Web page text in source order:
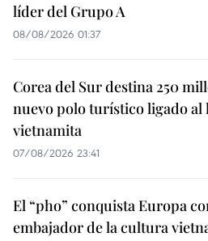
líder del Grupo A
08/08/2026 01:37
Corea del Sur destina 250
nuevo polo turístico ligado al
vietnamita
07/08/2026 23:41
El “pho” conquista Europa
embajador de la cultura